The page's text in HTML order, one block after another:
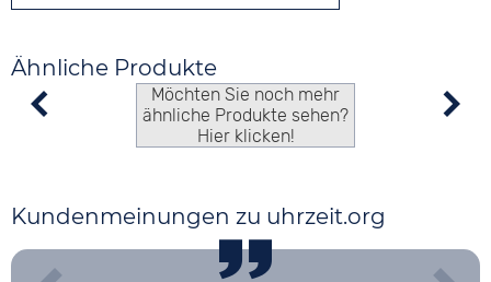
Ähnliche Produkte
Möchten Sie noch mehr
ähnliche Produkte sehen?
Hier klicken!
Kundenmeinungen zu uhrzeit.org